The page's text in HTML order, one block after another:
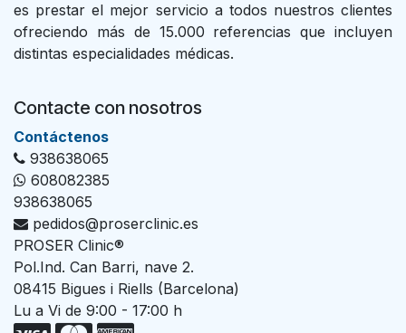
es prestar el mejor servicio a todos nuestros clientes
ofreciendo más de 15.000 referencias que incluyen
distintas especialidades médicas.
Contacte con nosotros
Con​tác​tenos
938638065
608082385
938638065
pedidos@proserclinic.es
PROSER Clinic®
Pol.Ind. Can Barri, nave 2.
08415 Bigues i Riells (Barcelona)
Lu a Vi de 9:00 - 17:00 h